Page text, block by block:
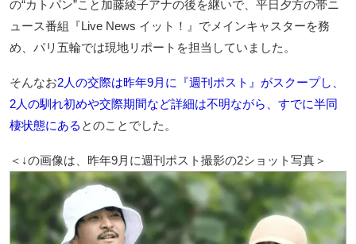
の“カトパン”こと加藤綾子アナの後を継いで、平日夕方の帯ニ
ュース番組『Live News イット！』でメインキャスターを務
め、パリ五輪では現地リポートを担当していました。
そんなお2人の交際は昨年9月に『週刊ポスト』がスクープし、
2人の馴れ初めや交際期間など詳細は不明ながら、すでに半同
棲状態にある とのことでした。
＜↓の画像は、昨年9月に週刊ポスト撮影の2ショット写真＞